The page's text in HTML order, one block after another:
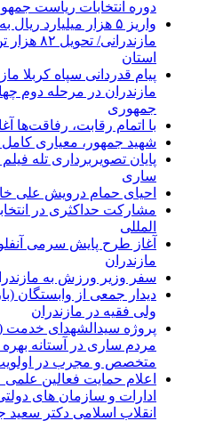
دوره انتخابات ریاست
واریز ۵ هزار میلیارد
استان
پیام قدردانی سپاه کربلا
مازندران در مرحله دوم
جمهوری
با اتمام رقابت، رفاقت‌ها
شهید جمهور، معیاری
پایان تصویربرداری تله
ساری
احیای حمام درویش علی
مشارکت حداکثری در
المللی
آغاز طرح پایش سرمی
مازندران
سفر وزیر ورزش به
دیدار جمعی از وابستگان
ولی فقیه در مازندران
مردم ساری در آستانه
متخصص و مجرب در
اعلام حمایت فعالین
ادارات و سازمان های
انقلاب اسلامی دکتر سعید